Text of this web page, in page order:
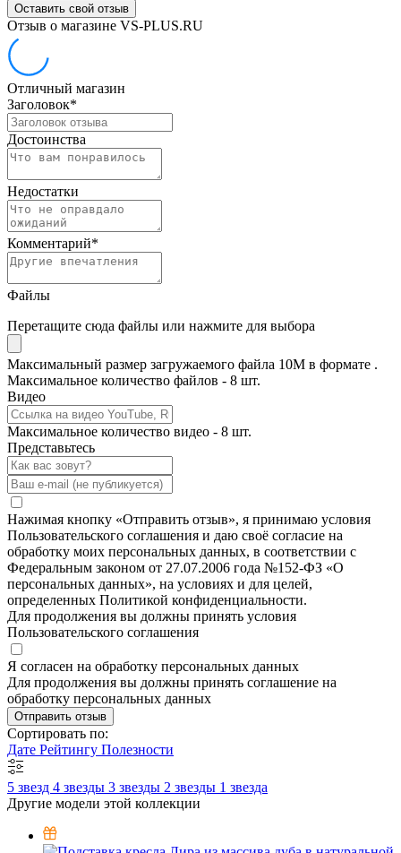
Оставить свой отзыв
Отзыв о магазине VS-PLUS.RU
Отличный магазин
Заголовок*
Достоинства
Недостатки
Комментарий*
Файлы
Перетащите сюда файлы или нажмите для выбора
Максимальный размер загружаемого файла 10M в формате .
Максимальное количество файлов - 8 шт.
Видео
Максимальное количество видео - 8 шт.
Представьтесь
Нажимая кнопку «Отправить отзыв», я принимаю условия
Пользовательского соглашения и даю своё согласие на
обработку моих персональных данных, в соответствии с
Федеральным законом от 27.07.2006 года №152-ФЗ «О
персональных данных», на условиях и для целей,
определенных Политикой конфиденциальности.
Для продолжения вы должны принять условия
Пользовательского соглашения
Я согласен на обработку персональных данных
Для продолжения вы должны принять соглашение на
обработку персональных данных
Отправить отзыв
Сортировать по:
Дате Рейтингу Полезности
5 звезд 4 звезды 3 звезды 2 звезды 1 звезда
Другие модели этой коллекции